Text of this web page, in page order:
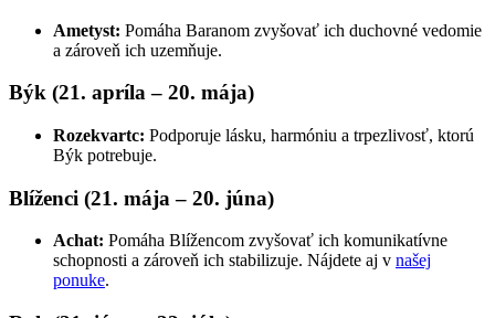
Ametyst: Pomáha Baranom zvyšovať ich duchovné vedomie
a zároveň ich uzemňuje.
Býk (21. apríla – 20. mája)
Rozekvartc: Podporuje lásku, harmóniu a trpezlivosť, ktorú
Býk potrebuje.
Blíženci (21. mája – 20. júna)
Achat: Pomáha Blížencom zvyšovať ich komunikatívne
schopnosti a zároveň ich stabilizuje. Nájdete aj v našej
ponuke.